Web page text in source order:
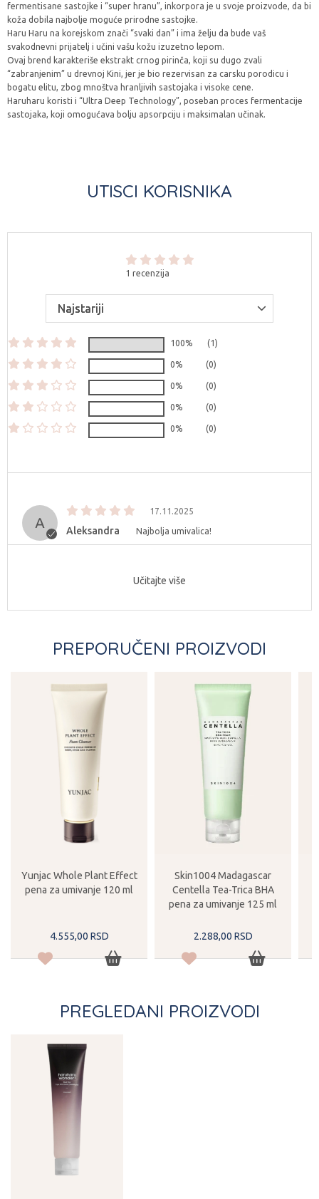
fermentisane sastojke i “super hranu”, inkorpora je u svoje proizvode, da bi
koža dobila najbolje moguće prirodne sastojke.
Haru Haru na korejskom znači “svaki dan” i ima želju da bude vaš
svakodnevni prijatelj i učini vašu kožu izuzetno lepom.
Ovaj brend karakteriše ekstrakt crnog pirinča, koji su dugo zvali
“zabranjenim” u drevnoj Kini, jer je bio rezervisan za carsku porodicu i
bogatu elitu, zbog mnoštva hranljivih sastojaka i visoke cene.
Haruharu koristi i “Ultra Deep Technology”, poseban proces fermentacije
sastojaka, koji omogućava bolju apsorpciju i maksimalan učinak.
UTISCI KORISNIKA
1 recenzija
100% (1)
0% (0)
0% (0)
0% (0)
0% (0)
17.11.2025
Aleksandra Najbolja umivalica!
Učitajte više
PREPORUČENI PROIZVODI
Yunjac Whole Plant Effect
pena za umivanje 120 ml
4.555,00 RSD
Skin1004 Madagascar
Centella Tea-Trica BHA
pena za umivanje 125 ml
2.288,00 RSD
PREGLEDANI PROIZVODI